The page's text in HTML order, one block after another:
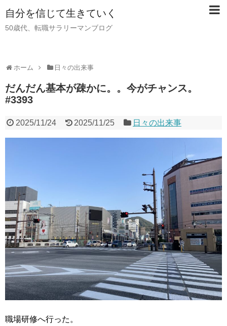
自分を信じて生きていく
50歳代、転職サラリーマンブログ
ホーム 日々の出来事
だんだん基本が疎かに。。今がチャンス。
#3393
2025/11/24 2025/11/25 日々の出来事
職場研修へ行った。